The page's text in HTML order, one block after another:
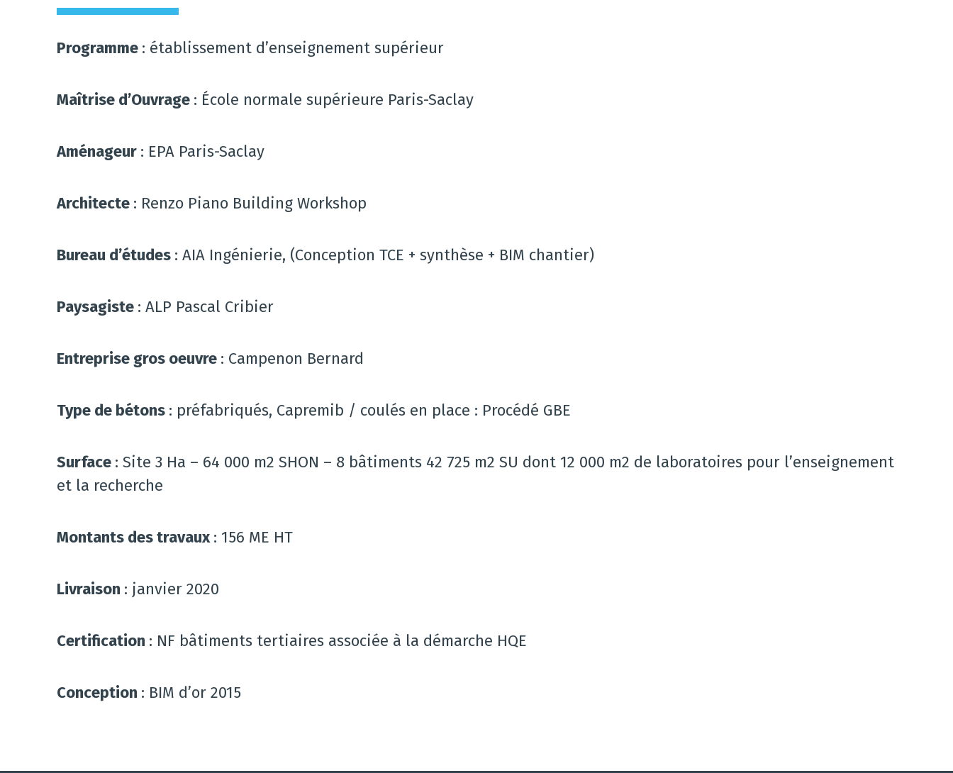
Programme : établissement d’enseignement supérieur
Maîtrise d’Ouvrage : École normale supérieure Paris-Saclay
Aménageur : EPA Paris-Saclay
Architecte : Renzo Piano Building Workshop
Bureau d’études : AIA Ingénierie, (Conception TCE + synthèse + BIM chantier)
Paysagiste : ALP Pascal Cribier
Entreprise gros oeuvre : Campenon Bernard
Type de bétons : préfabriqués, Capremib / coulés en place : Procédé GBE
Surface : Site 3 Ha – 64 000 m2 SHON – 8 bâtiments 42 725 m2 SU dont 12 000 m2 de laboratoires pour l’enseignement
et la recherche
Montants des travaux: 156 ME HT
Livraison : janvier 2020
Certification : NF bâtiments tertiaires associée à la démarche HQE
Conception : BIM d’or 2015